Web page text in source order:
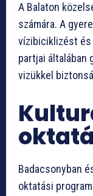
A Balaton
számára. A
vízibiciklizést és
partjai általában
vizükkel
Badacsonyban
oktatási